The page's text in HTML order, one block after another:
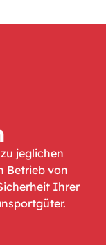
jeglichen
Betrieb von
Ihrer